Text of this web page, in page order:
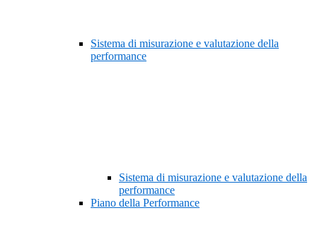
Sistema di misurazione e valutazione della
performance
Sistema di misurazione e valutazione della
performance
Piano della Performance